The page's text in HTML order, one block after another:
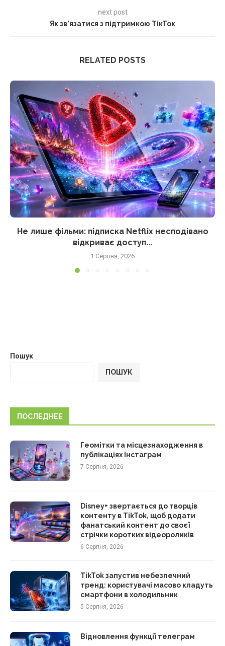
next post
Як зв’язатися з підтримкою ТікТок
RELATED POSTS
Не лише фільми: підписка Netflix несподівано
відкриває доступ...
1 Серпня, 2026
Пошук
ПОШУК
ПОСЛЕДНЕЕ
Геомітки та місцезнаходження в
публікаціях Інстаграм
7 Серпня, 2026
Disney+ звертається до творців
контенту в TikTok, щоб додати
фанатський контент до своєї
стрічки коротких відеороликів
6 Серпня, 2026
TikTok запустив небезпечний
тренд: користувачі масово кладуть
смартфони в холодильник
5 Серпня, 2026
Відновлення функції телеграм